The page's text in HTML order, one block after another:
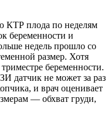
КТР плода по неделям
беременности и
недель прошло со
размер. Хотя
беременности.
датчик не может за раз
и врач оценивает
— обхват груди,